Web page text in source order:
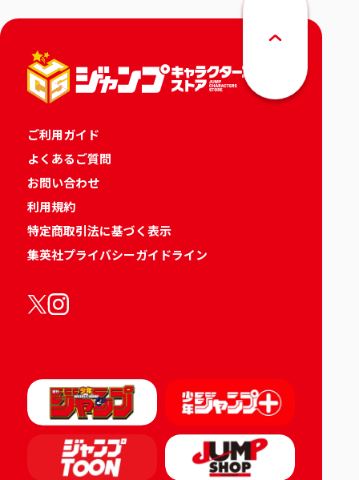
ご利用ガイド
よくあるご質問
お問い合わせ
利用規約
特定商取引法に基づく表示
集英社プライバシーガイドライン